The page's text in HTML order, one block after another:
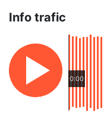
Info trafic
0:00